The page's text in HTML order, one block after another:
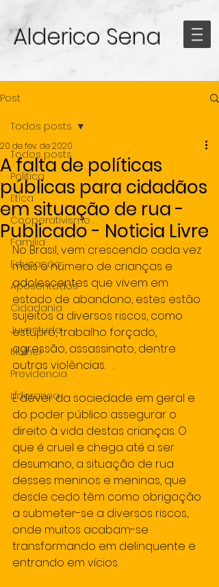
Alderico Sena
Post
Todos posts
Politica
Etica
Cooperativismo
Familia
Educação
Aposentados
Cidadania
Juventude
Mulher
Previdencia
Lideranca
Todos posts
A falta de políticas
públicas para cidadãos
em situação de rua -
Publicado - Noticia Livre
20 de fev. de 2020
No Brasil, vem crescendo cada vez
mais o número de crianças e
adolescentes que vivem em
estado de abandono, estes estão
sujeitos a diversos riscos, como
estupro, trabalho forçado,
agressão, assassinato, dentre
outras violências.   .
É dever da sociedade em geral e
do poder público assegurar o
direito à vida destas crianças. O
que é cruel e chega até a ser
desumano, a situação de rua
desses meninos e meninas, que
desde cedo têm como obrigação
a submeter-se a diversos riscos,
onde muitos acabam-se
transformando em delinquente e
entrando em vícios.